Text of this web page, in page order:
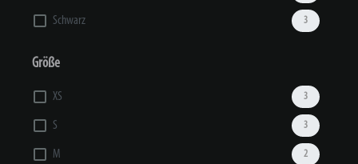
Schwarz 3
Größe
XS 3
S 3
M 2